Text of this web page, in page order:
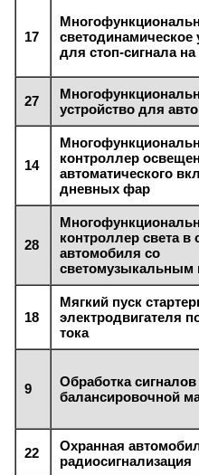
17
светодинамическое
для стоп-сигнала на
27
устройство для
14
контроллер
автоматического
дневных фар
28
контроллер света в
автомобиля со
светомузыкальным
18
Мягкий пуск
электродвигателя
тока
9
Обработка
балансировочной
22
Охранная
радиосигнализация